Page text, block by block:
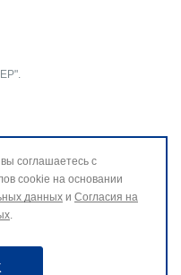
данных».
cookie. В случае
соглашаетесь с
cookie на основании
данных и Согласия на
.